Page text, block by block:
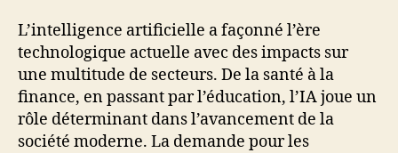
L’intelligence artificielle a façonné l’ère
technologique actuelle avec des impacts sur
une multitude de secteurs. De la santé à la
finance, en passant par l’éducation, l’IA joue un
rôle déterminant dans l’avancement de la
société moderne. La demande pour les